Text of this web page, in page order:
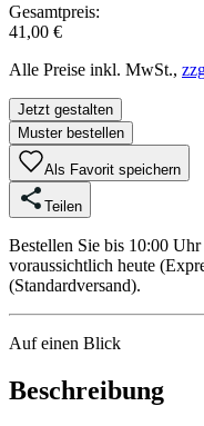
Gesamtpreis:
41,00 €
Alle Preise inkl. MwSt.,
Jetzt gestalten
Muster bestellen
Als Favorit speichern
Teilen
Bestellen Sie bis 10:00
voraussichtlich heute
(Standardversand).
Auf einen Blick
Beschreibung